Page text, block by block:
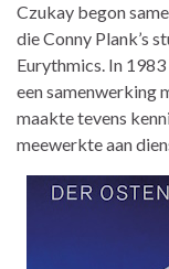
Czukay begon
die Conny Plank’s
Eurythmics. In
een samenwerking
maakte tevens
meewerkte aan